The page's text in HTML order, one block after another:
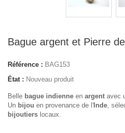
Bague argent et Pierre
Référence : BAG153
État : Nouveau produit
Belle bague indienne en argent avec
Un bijou en provenance de l' Inde,
bijoutiers locaux.